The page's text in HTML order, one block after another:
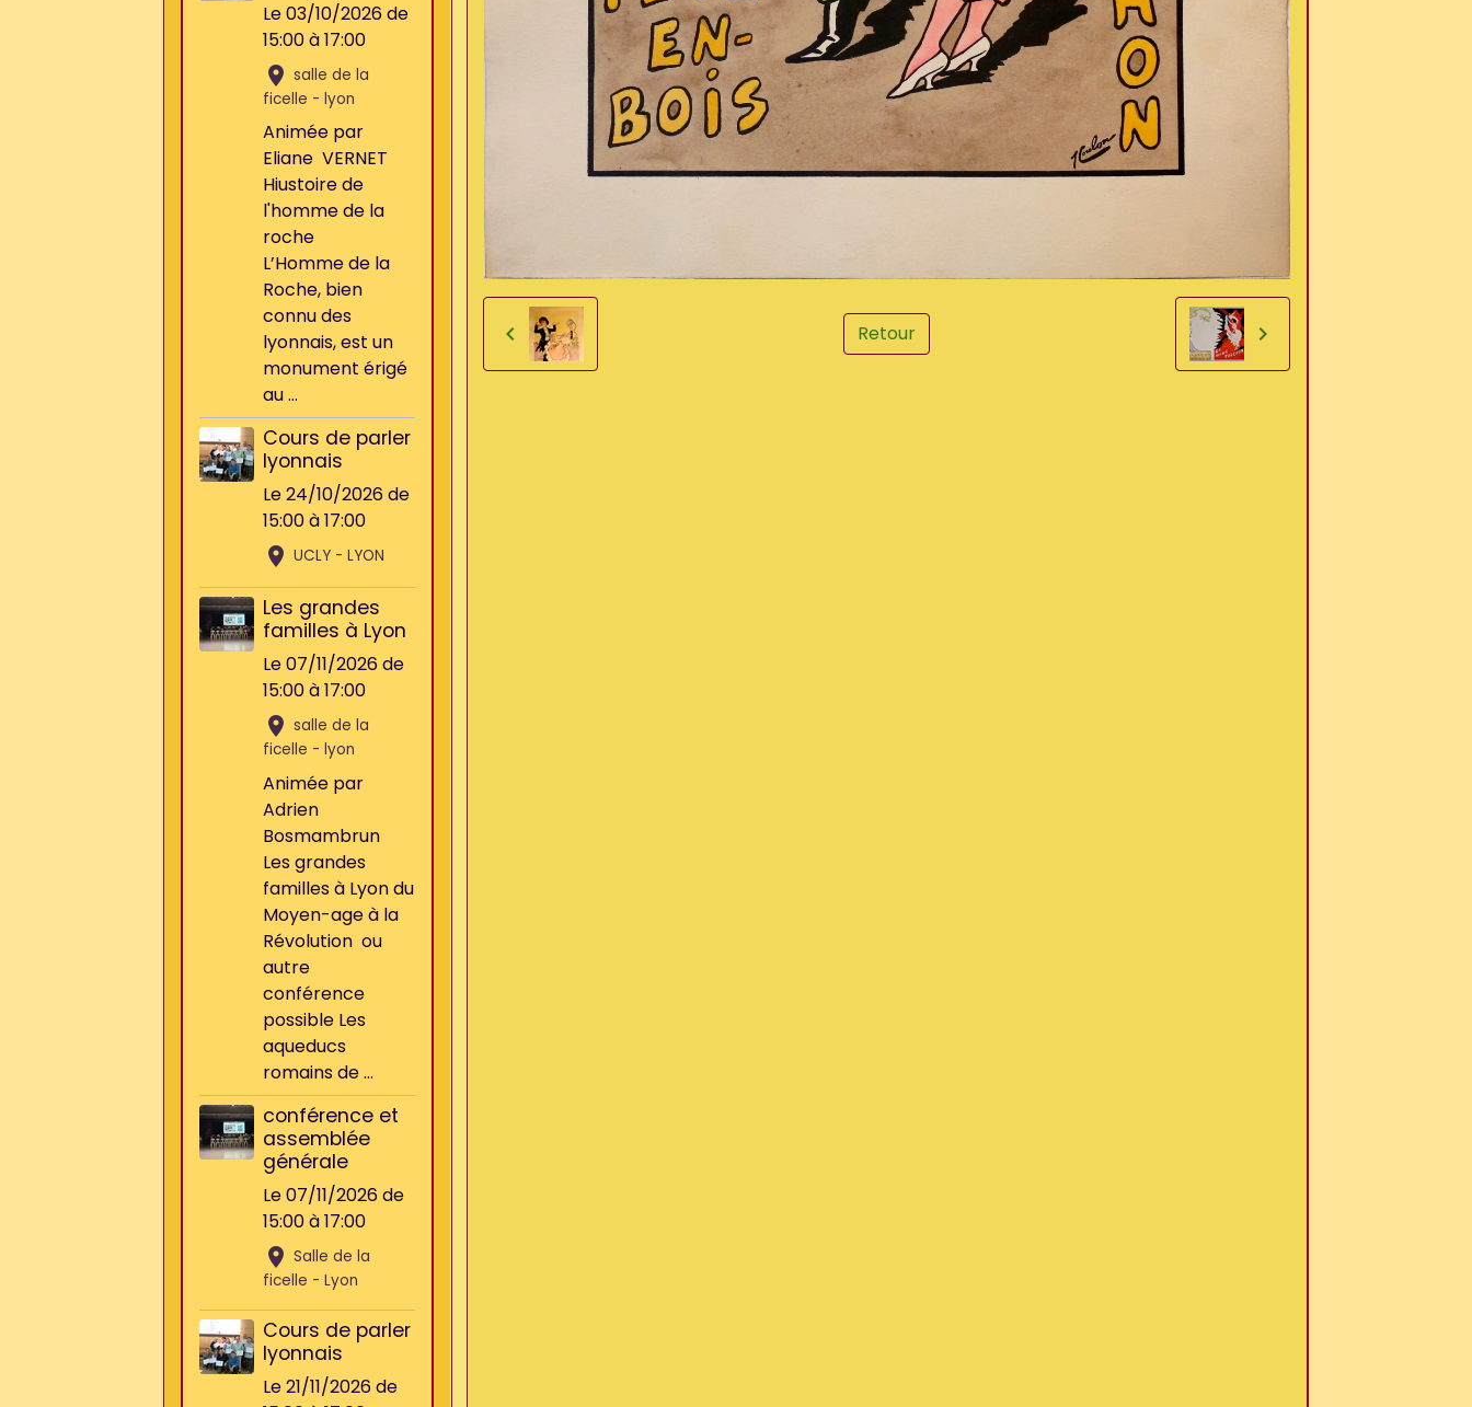
Retour
Le 03/10/2026de
15:00à 17:00
salle de la
ficelle - lyon
Animée par
Eliane VERNET
Hiustoire de
l'homme de la
roche
L’Homme de la
Roche, bien
connu des
lyonnais, est un
monument érigé
au ...
Cours de parler
lyonnais
Le 24/10/2026de
15:00à 17:00
UCLY - LYON
Les grandes
familles à Lyon
Le 07/11/2026de
15:00à 17:00
salle de la
ficelle - lyon
Animée par
Adrien
Bosmambrun
Les grandes
familles à Lyon du
Moyen-age à la
Révolution ou
autre
conférence
possible Les
aqueducs
romains de ...
conférence et
assemblée
générale
Le 07/11/2026de
15:00à 17:00
Salle de la
ficelle - Lyon
Cours de parler
lyonnais
Le 21/11/2026de